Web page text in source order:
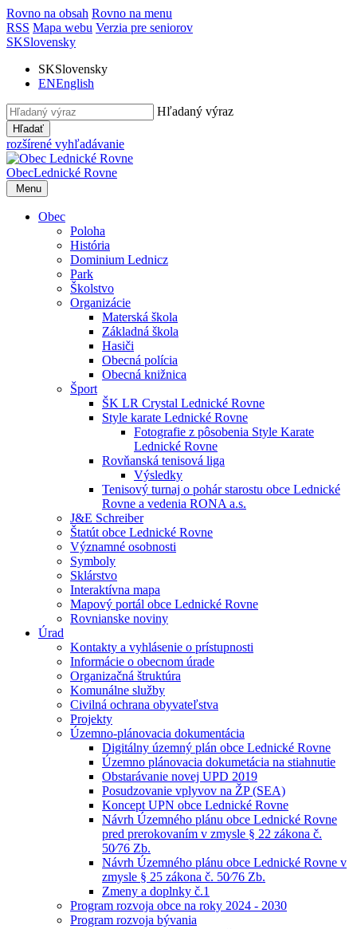
Rovno na obsah Rovno na menu
RSS Mapa webu Verzia pre seniorov
SKSlovensky
SKSlovensky
ENEnglish
Hľadaný výraz
Hľadať
rozšírené vyhľadávanie
ObecLednické Rovne
Menu
Obec
Poloha
História
Dominium Lednicz
Park
Školstvo
Organizácie
Materská škola
Základná škola
Hasiči
Obecná polícia
Obecná knižnica
Šport
ŠK LR Crystal Lednické Rovne
Style karate Lednické Rovne
Fotografie z pôsobenia Style Karate
Lednické Rovne
Rovňanská tenisová liga
Výsledky
Tenisový turnaj o pohár starostu obce Lednické
Rovne a vedenia RONA a.s.
J&E Schreiber
Štatút obce Lednické Rovne
Významné osobnosti
Symboly
Sklárstvo
Interaktívna mapa
Mapový portál obce Lednické Rovne
Rovnianske noviny
Úrad
Kontakty a vyhlásenie o prístupnosti
Informácie o obecnom úrade
Organizačná štruktúra
Komunálne služby
Civilná ochrana obyvateľstva
Projekty
Územno-plánovacia dokumentácia
Digitálny územný plán obce Lednické Rovne
Územno plánovacia dokumetácia na stiahnutie
Obstarávanie novej UPD 2019
Posudzovanie vplyvov na ŽP (SEA)
Koncept UPN obce Lednické Rovne
Návrh Územného plánu obce Lednické Rovne
pred prerokovaním v zmysle § 22 zákona č.
50⁄76 Zb.
Návrh Územného plánu obce Lednické Rovne v
zmysle § 25 zákona č. 50⁄76 Zb.
Zmeny a doplnky č.1
Program rozvoja obce na roky 2024 - 2030
Program rozvoja bývania